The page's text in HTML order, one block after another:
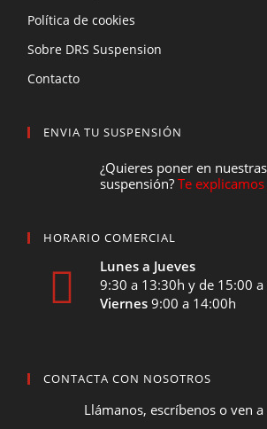
Política de cookies
Sobre DRS Suspension
Contacto
ENVIA TU SUSPENSIÓN
¿Quieres poner en
suspensión?Te
HORARIO COMERCIAL
Lunes a Jueves
9:30 a 13:30h y de 15:00
Viernes9:00 a 14:00h
CONTACTA CON NOSOTROS
Llámanos, escríbenos o ven